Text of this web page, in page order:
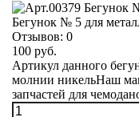
Бегунок № 5 для
Отзывов: 0
100 руб.
Артикул данного
молнии никельНаш
запчастей для